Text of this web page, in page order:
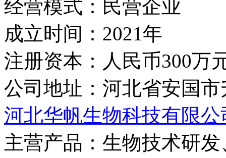
经营模式： 民营企业
成立时间： 2021年
注册资本： 人民币300万
公司地址： 河北省安国
河北华帆生物科技有限公
主营产品： 生物技术研